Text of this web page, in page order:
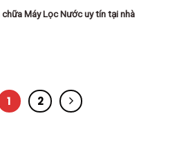
Máy Lọc Nước uy tín tại nhà
1 2